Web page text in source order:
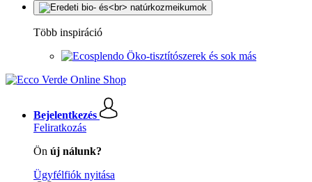
Több inspiráció
Öko-tisztítószerek és sok más
Bejelentkezés
Feliratkozás
Ön új nálunk?
Ügyfélfiók nyitása